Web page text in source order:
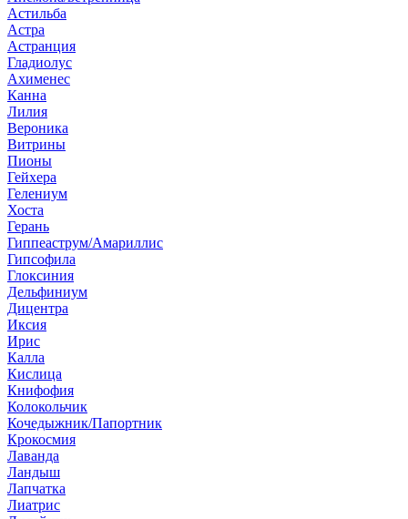
Астильба
Астра
Астранция
Гладиолус
Ахименес
Канна
Лилия
Вероника
Витрины
Пионы
Гейхера
Гелениум
Хоста
Герань
Гиппеаструм/Амариллис
Гипсофила
Глоксиния
Дельфиниум
Дицентра
Иксия
Ирис
Калла
Кислица
Книфофия
Колокольчик
Кочедыжник/Папортник
Крокосмия
Лаванда
Ландыш
Лапчатка
Лиатрис